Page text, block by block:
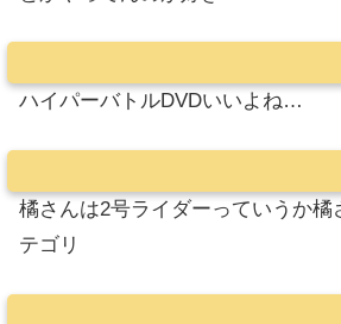
ハイパーバトルDVDいいよね…
橘さんは2号ライダーっていうか橘
テゴリ